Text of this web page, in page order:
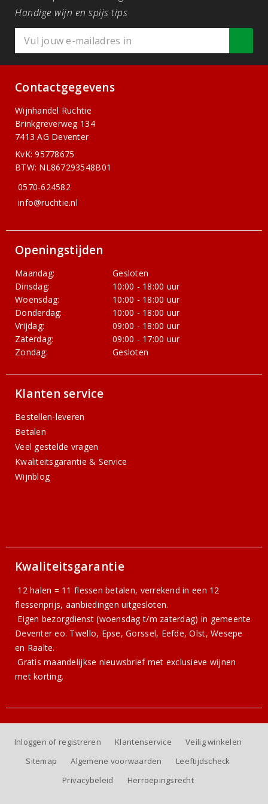
Handige wijn en spijs tips
Contactgegevens
Wijnhandel Ruchtie
Brinkgreverweg 134
7413 AG Deventer
KvK: 95778675
BTW: NL867293548B01
0570-624582
info@ruchtie.nl
Openingstijden
Maandag:
Gesloten
Dinsdag:
10:00 - 18:00 uur
Woensdag:
10:00 - 18:00 uur
Donderdag:
10:00 - 18:00 uur
Vrijdag:
09:00 - 18:00 uur
Zaterdag:
09:00 - 17:00 uur
Zondag:
Gesloten
Klanten service
Bestellen-leveren
Betalen
Veel gestelde vragen
Kwaliteitsgarantie & Service
Wijnblog
Kwaliteitsgarantie
12 halen = 11 flessen betalen, verrekend in een 12
flessenprijs, aanbiedingen uitgesloten.
Eigen bezorgdienst (woensdag t/m zaterdag) in gemeente
Deventer eo. Twello, Epse, Gorssel, Eefde, Olst, Wesepe
en Raalte.
Gratismaandelijkse nieuwsbriefmet exclusieve wijnen
met korting.
Inloggen of registreren Klantenservice
Veilig winkelen
Sitemap
Algemene voorwaarden
Leeftijdscheck
Privacybeleid
Herroepingsrecht